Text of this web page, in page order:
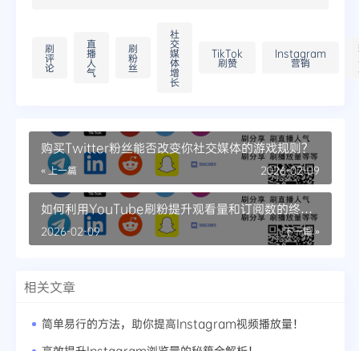
刷
评
论
直
播
人
气
刷
粉
丝
社
交
媒
体
增
长
TikTok
刷赞
Instagram
营销
购买Twitter粉丝能否改变你社交媒体的游戏规则？
« 上一篇 2026-02-09
如何利用YouTube刷粉提升观看量和订阅数的终极
指南
下一篇 »
2026-02-09
相关文章
简单易行的方法，助你提高Instagram视频播放量！